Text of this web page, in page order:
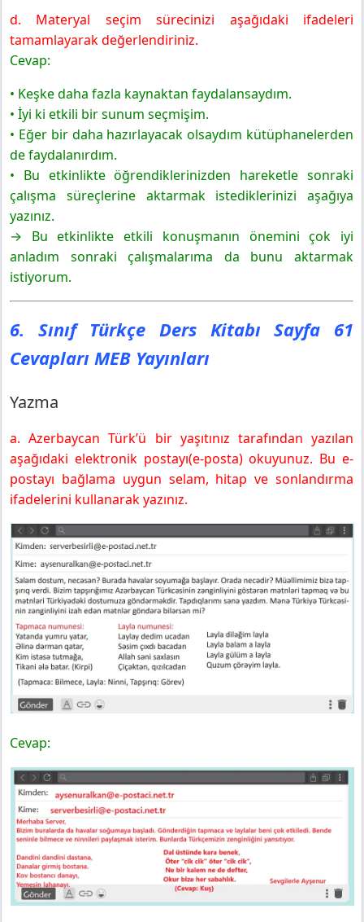
d. Materyal seçim sürecinizi aşağıdaki ifadeleri
tamamlayarak değerlendiriniz.
Cevap:
• Keşke daha fazla kaynaktan faydalansaydım.
• İyi ki etkili bir sunum seçmişim.
• Eğer bir daha hazırlayacak olsaydım kütüphanelerden
de faydalanırdım.
• Bu etkinlikte öğrendiklerinizden hareketle sonraki
çalışma süreçlerine aktarmak istediklerinizi aşağıya
yazınız.
→ Bu etkinlikte etkili konuşmanın önemini çok iyi
anladım sonraki çalışmalarıma da bunu aktarmak
istiyorum.
6. Sınıf Türkçe Ders Kitabı Sayfa 61
Cevapları MEB Yayınları
Yazma
a. Azerbaycan Türk’ü bir yaşıtınız tarafından yazılan
aşağıdaki elektronik postayı(e-posta) okuyunuz. Bu e-
postayı bağlama uygun selam, hitap ve sonlandırma
ifadelerini kullanarak yazınız.
Cevap: